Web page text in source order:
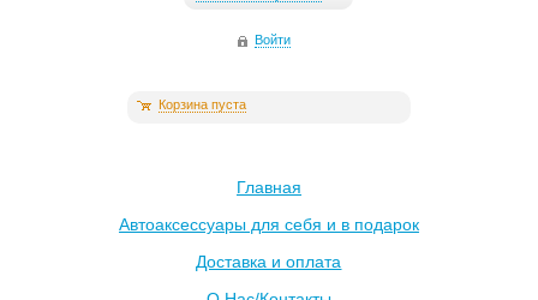
Войти
Корзина пуста
Главная
Автоаксессуары для себя и в подарок
Доставка и оплата